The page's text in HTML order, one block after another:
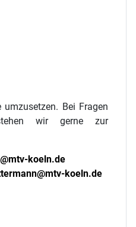
Bei Fragen
wir gerne zur
koeln.de
koeln.de